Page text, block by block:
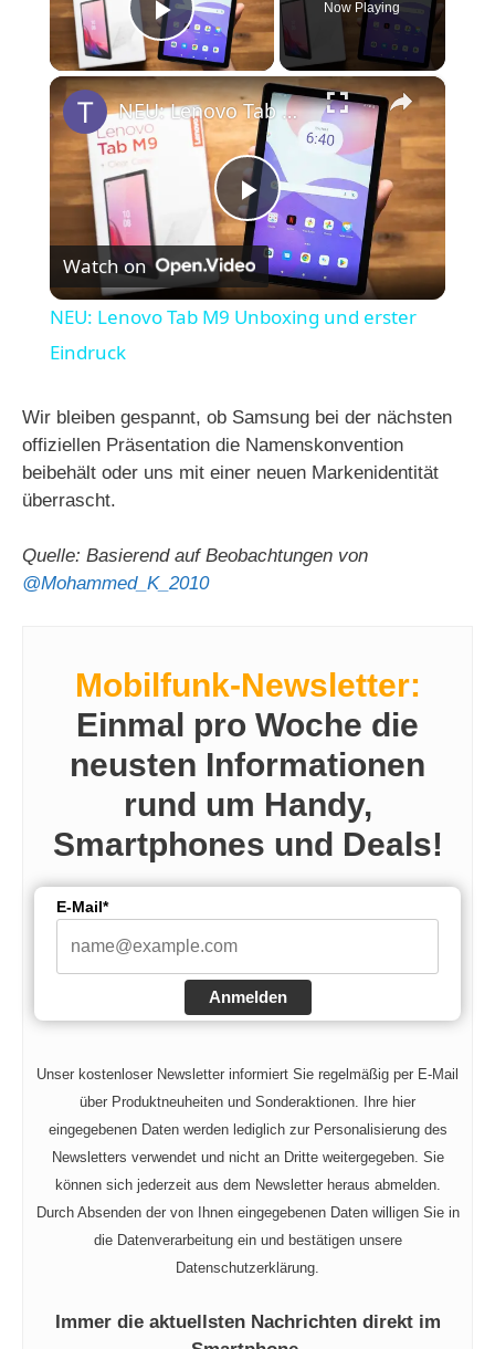
Play Video
Now Playing
×
P
l
y
V
i
e
o
NEU: Lenovo Tab M9 Unboxing und erster Eindruck
Watch on
NEU: Lenovo Tab M9 Unboxing und erster
Eindruck
Wir bleiben gespannt, ob Samsung bei der nächsten
offiziellen Präsentation die Namenskonvention
beibehält oder uns mit einer neuen Markenidentität
überrascht.
Quelle: Basierend auf Beobachtungen von
@Mohammed_K_2010
Mobilfunk-Newsletter:
Einmal pro Woche die
neusten Informationen
rund um Handy,
Smartphones und Deals!
E-Mail*
Anmelden
Unser kostenloser Newsletter informiert Sie regelmäßig per E-Mail
über Produktneuheiten und Sonderaktionen. Ihre hier
eingegebenen Daten werden lediglich zur Personalisierung des
Newsletters verwendet und nicht an Dritte weitergegeben. Sie
können sich jederzeit aus dem Newsletter heraus abmelden.
Durch Absenden der von Ihnen eingegebenen Daten willigen Sie in
die Datenverarbeitung ein und bestätigen unsere
Datenschutzerklärung.
Immer die aktuellsten Nachrichten direkt im